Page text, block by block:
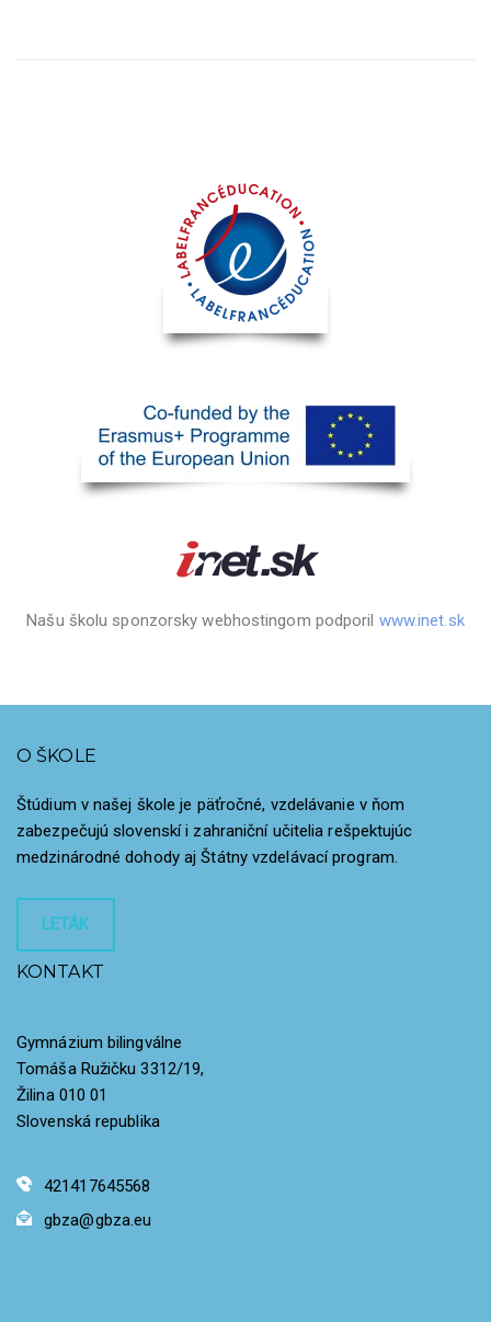
Našu školu sponzorsky webhostingom podporil www.inet.sk
O ŠKOLE
Štúdium v našej škole je päťročné, vzdelávanie v ňom
zabezpečujú slovenskí i zahraniční učitelia rešpektujúc
medzinárodné dohody aj Štátny vzdelávací program.
LETÁK
KONTAKT
Gymnázium bilingválne
Tomáša Ružičku 3312/19,
Žilina 010 01
Slovenská republika
421417645568
gbza@gbza.eu